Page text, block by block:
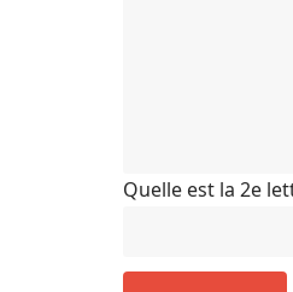
Quelle est la 2e